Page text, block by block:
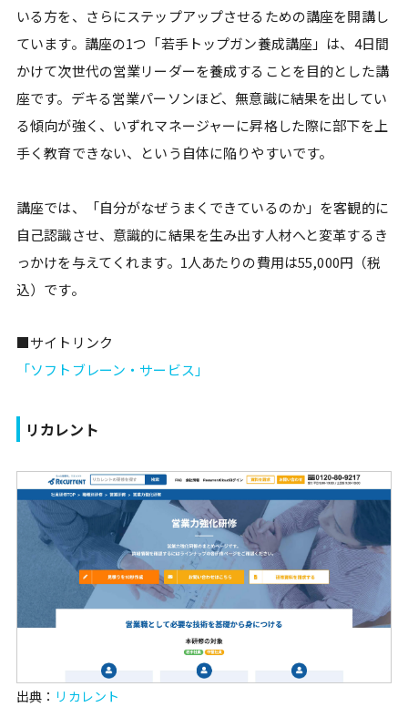
いる方を、さらにステップアップさせるための講座を開講し
ています。講座の1つ「若手トップガン養成講座」は、4日間
かけて次世代の営業リーダーを養成することを目的とした講
座です。デキる営業パーソンほど、無意識に結果を出してい
る傾向が強く、いずれマネージャーに昇格した際に部下を上
手く教育できない、という自体に陥りやすいです。
講座では、「自分がなぜうまくできているのか」を客観的に
自己認識させ、意識的に結果を生み出す人材へと変革するき
っかけを与えてくれます。1人あたりの費用は55,000円（税
込）です。
■サイトリンク
「ソフトブレーン・サービス」
リカレント
出典： リカレント